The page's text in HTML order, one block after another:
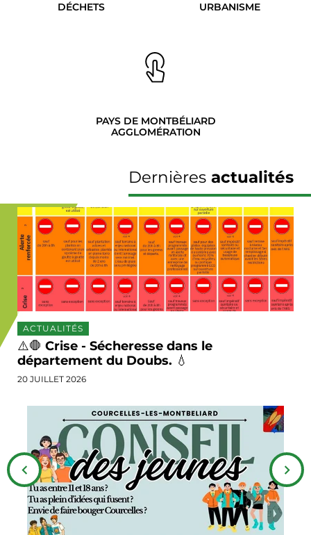
DÉCHETS URBANISME
PAYS DE MONTBÉLIARD
AGGLOMÉRATION
Dernières actualités
⚠️🛑 Crise - Sécheresse dans le
département du Doubs. 💧
20 JUILLET 2026
ACTUALITÉS
Précédent